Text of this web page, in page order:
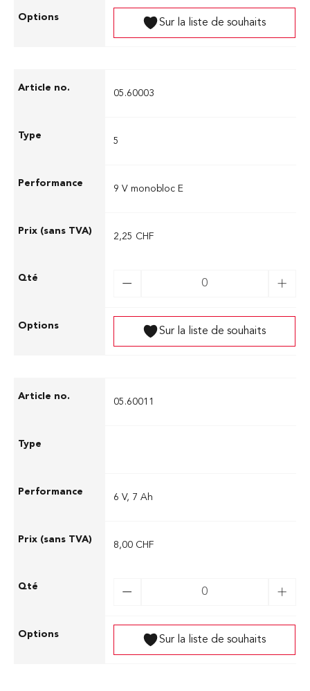
Sur la liste de souhaits
05.60003
5
9 V monobloc E
2,25 CHF
Sur la liste de souhaits
05.60011
6 V, 7 Ah
8,00 CHF
Sur la liste de souhaits